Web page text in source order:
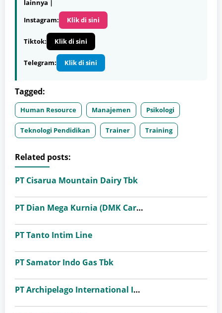
lainnya |
Instagram:
Klik di sini
Tiktok: Klik di sini
Telegram: Klik di sini
Tagged:
Human Resource Manajemen Psikologi
Teknologi Pendidikan Trainer Training
Related posts:
PT Cisarua Mountain Dairy Tbk
PT Dian Mega Kurnia (DMK Cargo)
PT Tanto Intim Line
PT Samator Indo Gas Tbk
PT Archipelago International Indonesia (favehotels)